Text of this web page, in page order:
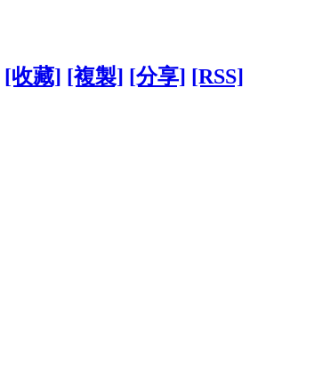
[收藏] [複製] [分享] [RSS]